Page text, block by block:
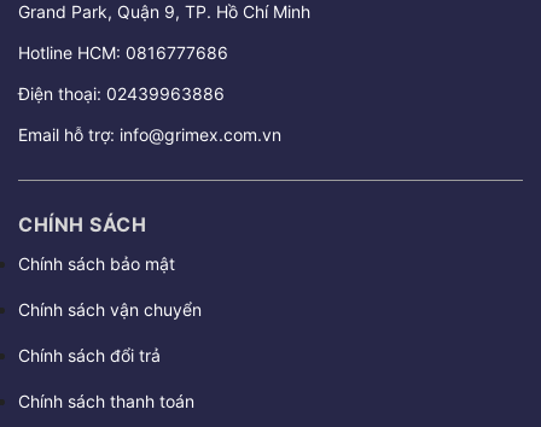
Grand Park, Quận 9, TP. Hồ Chí Minh
Hotline HCM: 0816777686
Điện thoại: 02439963886
Email hỗ trợ: info@grimex.com.vn
CHÍNH SÁCH
Chính sách bảo mật
Chính sách vận chuyển
Chính sách đổi trả
Chính sách thanh toán